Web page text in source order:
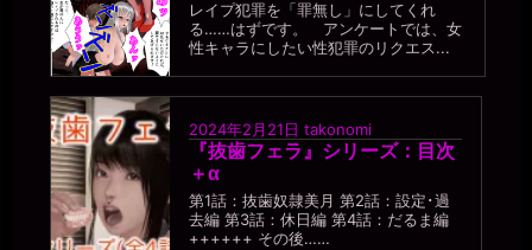
レイプ犯罪を「罪無し」にしてくれ
る……はずです。 アンケートでは、女
性キャラにしたい性犯罪のリクエス...
2024年2月21日 takonomi
『抜歯フェラ』シリーズ：目次
＋α
第1話：抜歯奴隷美月 第2話：設定･過
去編 第3話：休日編 第4話：だるま編
++++++ その後……